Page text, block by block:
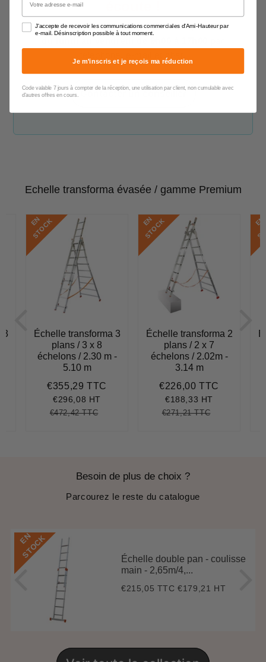
Notre service client est à votre disposition
Contacter un conseiller
Echelle transforma évasée / gamme Premium
3
E
N
S
T
O
C
K
Échelle transforma 3
plans / 3 x 8
échelons / 2.30 m -
5.10 m
Prix
réduit
€355,29 TTC
€296,08 HT
Prix
€472,42 TTC€472,42
E
N
S
T
O
C
K
Échelle transforma 2
plans / 2 x 7
échelons / 2.02m -
3.14 m
Prix
réduit
€226,00 TTC
€188,33 HT
Prix
€271,21 TTC€271,21
E
N
S
T
O
C
Besoin de plus de choix ?
Parcourez le reste du catalogue
E
N
S
T
O
C
K
Échelle double pan - coulisse
main - 2,65m/4,...
Prix
€215,05 TTC€215,05
€179,21 HT
J'accepte de recevoir les communications commerciales d'Ami-Hauteur par
e-mail. Désinscription possible à tout moment.
Je m'inscris et je reçois ma réduction
Code valable 7 jours à compter de la réception, une utilisation par client, non cumulable avec
d'autres offres en cours.